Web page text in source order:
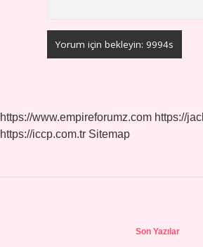
https://www.empireforumz.com https://
https://iccp.com.tr Sitemap
Son Yazılar